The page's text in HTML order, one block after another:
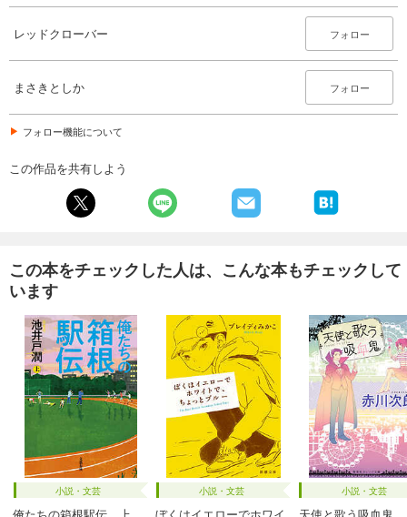
レッドクローバー フォロー
まさきとしか フォロー
フォロー機能について
この作品を共有しよう
この本をチェックした人は、こんな本もチェックして
います
小説・文芸 小説・文芸 小説・文芸